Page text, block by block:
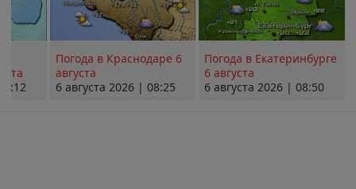
Погода в Краснодаре 6
августа
6 августа 2026 | 08:25
Погода в Екатеринбурге
6 августа
6 августа 2026 | 08:50